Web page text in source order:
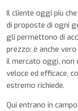
Il cliente oggi più
di proposte di ogni
gli permettono di
prezzo; è anche
il mercato oggi, non
veloce ed efficace,
estremo richiede.
Qui entrano in